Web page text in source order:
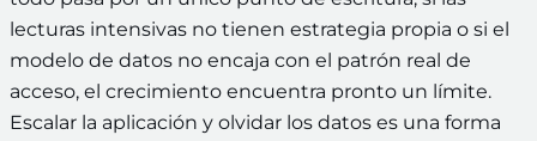
lecturas intensivas no tienen estrategia propia o si el
modelo de datos no encaja con el patrón real de
acceso, el crecimiento encuentra pronto un límite.
Escalar la aplicación y olvidar los datos es una forma